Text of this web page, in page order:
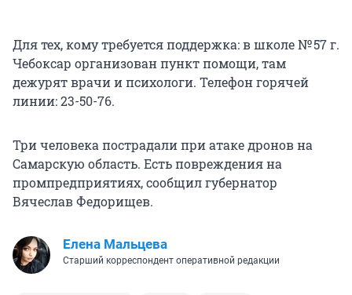
Для тех, кому требуется поддержка: в школе № 57 г.
Чебоксар организован пункт помощи, там
дежурят врачи и психологи. Телефон горячей
линии: 23-50-76.
Три человека пострадали при атаке дронов на
Самарскую область. Есть повреждения на
промпредприятиях, сообщил губернатор
Вячеслав Федорищев.
Елена Мальцева
Старший корреспондент оперативной редакции